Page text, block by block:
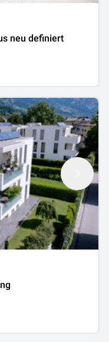
neu definiert